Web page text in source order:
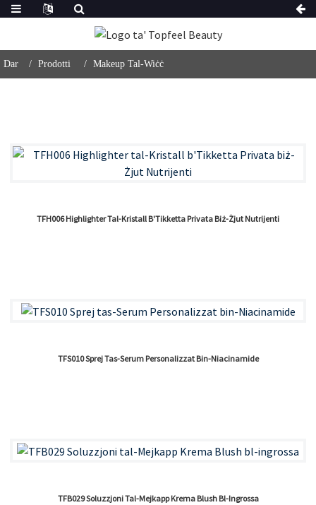
Dar Prodotti Makeup Tal-Wiċċ
TFH006 Highlighter Tal-Kristall B'Tikketta Privata Biż-Żjut Nutrijenti
TFS010 Sprej Tas-Serum Personalizzat Bin-Niacinamide
TFB029 Soluzzjoni Tal-Mejkapp Krema Blush Bl-Ingrossa